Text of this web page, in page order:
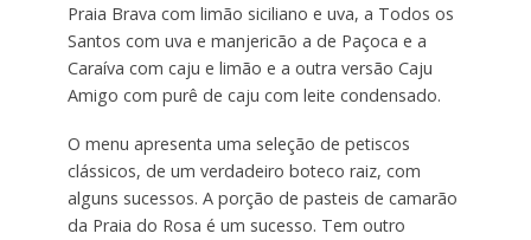
Praia Brava com limão siciliano e uva, a Todos os
Santos com uva e manjericão a de Paçoca e a
Caraíva com caju e limão e a outra versão Caju
Amigo com purê de caju com leite condensado.
O menu apresenta uma seleção de petiscos
clássicos, de um verdadeiro boteco raiz, com
alguns sucessos. A porção de pasteis de camarão
da Praia do Rosa é um sucesso. Tem outro